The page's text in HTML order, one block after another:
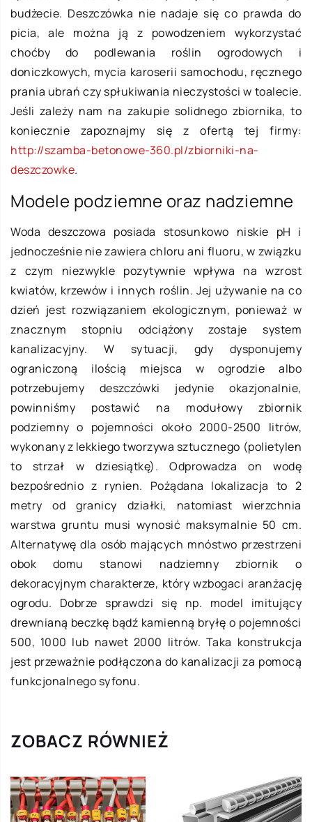
budżecie. Deszczówka nie nadaje się co prawda do
picia, ale można ją z powodzeniem wykorzystać
choćby do podlewania roślin ogrodowych i
doniczkowych, mycia karoserii samochodu, ręcznego
prania ubrań czy spłukiwania nieczystości w toalecie.
Jeśli zależy nam na zakupie solidnego zbiornika, to
koniecznie zapoznajmy się z ofertą tej firmy:
http://szamba-betonowe-360.pl/zbiorniki-na-
deszczowke.
Modele podziemne oraz nadziemne
Woda deszczowa posiada stosunkowo niskie pH i
jednocześnie nie zawiera chloru ani fluoru, w związku
z czym niezwykle pozytywnie wpływa na wzrost
kwiatów, krzewów i innych roślin. Jej używanie na co
dzień jest rozwiązaniem ekologicznym, ponieważ w
znacznym stopniu odciążony zostaje system
kanalizacyjny. W sytuacji, gdy dysponujemy
ograniczoną ilością miejsca w ogrodzie albo
potrzebujemy deszczówki jedynie okazjonalnie,
powinniśmy postawić na modułowy zbiornik
podziemny o pojemności około 2000-2500 litrów,
wykonany z lekkiego tworzywa sztucznego (polietylen
to strzał w dziesiątkę). Odprowadza on wodę
bezpośrednio z rynien. Pożądana lokalizacja to 2
metry od granicy działki, natomiast wierzchnia
warstwa gruntu musi wynosić maksymalnie 50 cm.
Alternatywę dla osób mających mnóstwo przestrzeni
obok domu stanowi nadziemny zbiornik o
dekoracyjnym charakterze, który wzbogaci aranżację
ogrodu. Dobrze sprawdzi się np. model imitujący
drewnianą beczkę bądź kamienną bryłę o pojemności
500, 1000 lub nawet 2000 litrów. Taka konstrukcja
jest przeważnie podłączona do kanalizacji za pomocą
funkcjonalnego syfonu.
ZOBACZ RÓWNIEŻ